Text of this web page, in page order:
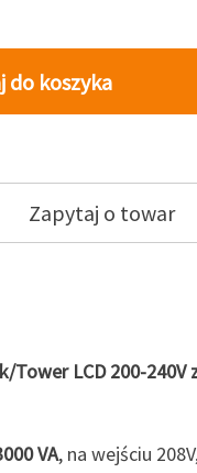
do koszyka
Zapytaj o towar
Tower LCD 200-
VA, na wejściu